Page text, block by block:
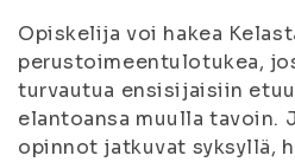
Opiskelija voi hakea
perustoimeentulotukea,
turvautua ensisijaisiin
elantoansa muulla tavoin.
opinnot jatkuvat syksyllä,